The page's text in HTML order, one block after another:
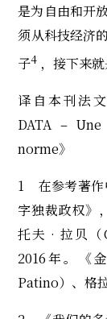
是为自由和开
须从科技经济
子4 ，接下来
译自本刊法
DATA –
norme》
1 在参考著作
字独裁政权
托夫‧拉贝（
2016年。《
Patino）、格